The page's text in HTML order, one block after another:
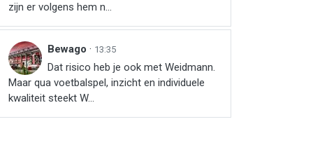
zijn er volgens hem n...
Bewago · 13:35
Dat risico heb je ook met Weidmann.
Maar qua voetbalspel, inzicht en individuele
kwaliteit steekt W...